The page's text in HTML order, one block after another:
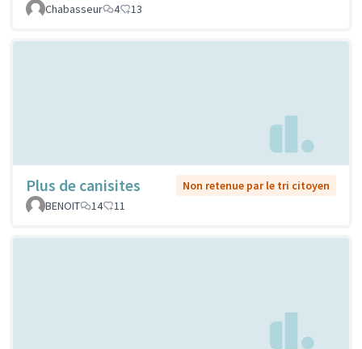
Chabasseur
4 13
Plus de canisites
Non retenue par le tri citoyen
BENOIT
14 11